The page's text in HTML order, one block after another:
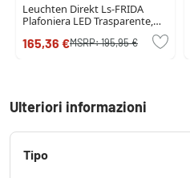
Leuchten Direkt Ls-FRIDA
Plafoniera LED Trasparente,
chiaro, 1-Luce, Telecomando,
Cambia colore
165,36 €MSRP:195,95 €
Ulteriori informazioni
Tipo